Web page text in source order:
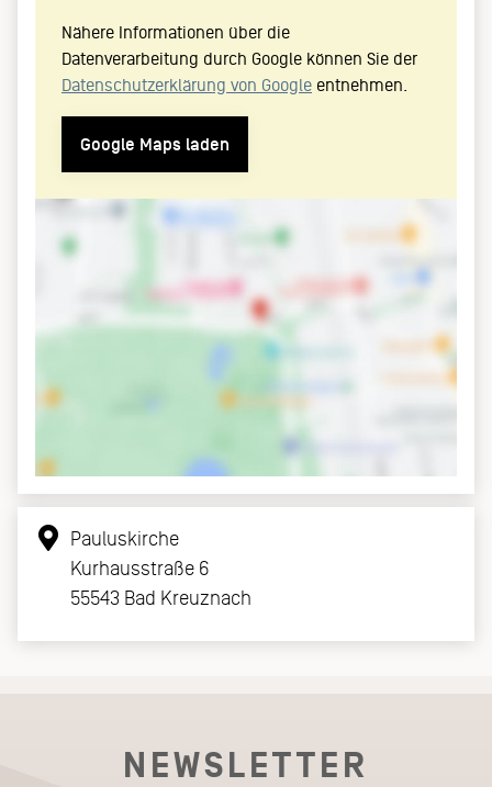
Nähere Informationen über die
Datenverarbeitung durch Google können Sie der
Datenschutzerklärung von Google entnehmen.
Google Maps laden
Pauluskirche
Kurhausstraße 6
55543 Bad Kreuznach
NEWSLETTER